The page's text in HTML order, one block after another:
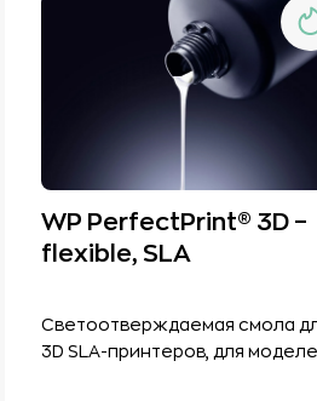
WP PerfectPrint® 3D –
flexible, SLA
Светоотверждаемая смола
3D SLA-принтеров, для